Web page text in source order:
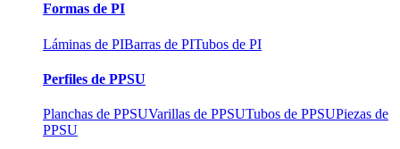
Formas de PI
Láminas de PIBarras de PITubos de PI
Perfiles de PPSU
Planchas de PPSUVarillas de PPSUTubos de PPSUPiezas de
PPSU